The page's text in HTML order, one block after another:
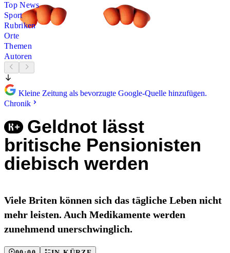
Top News
Sport
Rubriken
Orte
Themen
Autoren
Kleine Zeitung als bevorzugte Google-Quelle hinzufügen.
Chronik
Geldnot lässt
britische Pensionisten
diebisch werden
Viele Briten können sich das tägliche Leben nicht
mehr leisten. Auch Medikamente werden
zunehmend unerschwinglich.